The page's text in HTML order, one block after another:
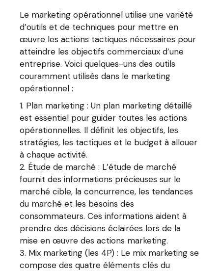
Le marketing opérationnel utilise une variété
d’outils et de techniques pour mettre en
œuvre les actions tactiques nécessaires pour
atteindre les objectifs commerciaux d’une
entreprise. Voici quelques-uns des outils
couramment utilisés dans le marketing
opérationnel :
Plan marketing : Un plan marketing détaillé
est essentiel pour guider toutes les actions
opérationnelles. Il définit les objectifs, les
stratégies, les tactiques et le budget à allouer
à chaque activité.
Étude de marché : L’étude de marché
fournit des informations précieuses sur le
marché cible, la concurrence, les tendances
du marché et les besoins des
consommateurs. Ces informations aident à
prendre des décisions éclairées lors de la
mise en œuvre des actions marketing.
Mix marketing (les 4P) : Le mix marketing se
compose des quatre éléments clés du